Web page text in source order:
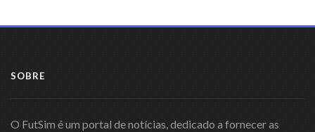
SOBRE
O FutSim é um portal de notícias, dedicado a fornecer as